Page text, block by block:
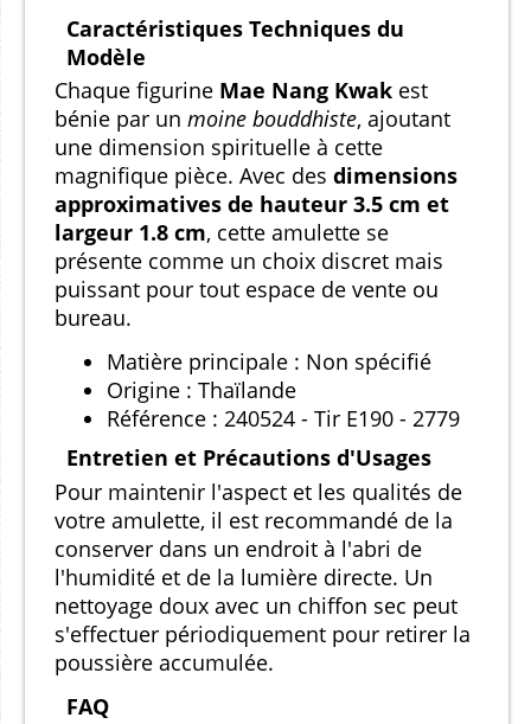
Caractéristiques Techniques du
Modèle
Chaque figurine Mae Nang Kwak est
bénie par un moine bouddhiste, ajoutant
une dimension spirituelle à cette
magnifique pièce. Avec des dimensions
approximatives de hauteur 3.5 cm et
largeur 1.8 cm, cette amulette se
présente comme un choix discret mais
puissant pour tout espace de vente ou
bureau.
Matière principale : Non spécifié
Origine : Thaïlande
Référence : 240524 - Tir E190 - 2779
Entretien et Précautions d'Usages
Pour maintenir l'aspect et les qualités de
votre amulette, il est recommandé de la
conserver dans un endroit à l'abri de
l'humidité et de la lumière directe. Un
nettoyage doux avec un chiffon sec peut
s'effectuer périodiquement pour retirer la
poussière accumulée.
FAQ